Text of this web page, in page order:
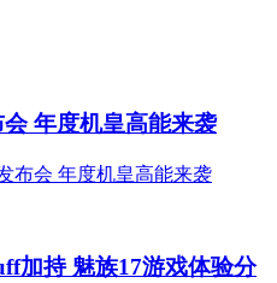
年度机皇高能来袭
加持 魅族17游戏体验分